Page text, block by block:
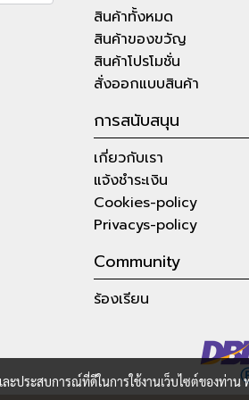
สินค้าทั้งหมด
สินค้าของขวัญ
สินค้าโปรโมชั่น
สั่งออกแบบสินค้า
การสนับสนุน
เกี่ยวกับเรา
แจ้งชำระเงิน
Cookies-policy
Privacys-policy
Community
ร้องเรียน
ะประสบการณ์ที่ดีในการใช้งานเว็บไซต์ของท่าน